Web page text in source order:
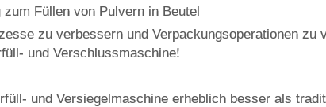
Füllen von Pulvern in Beutel
zu verbessern und Verpackungsoperationen
und Verschlussmaschine!
und Versiegelmaschine erheblich besser als